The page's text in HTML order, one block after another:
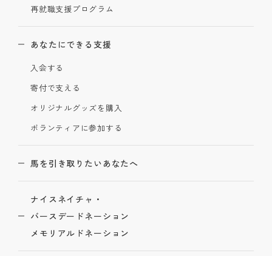
再就職支援プログラム
あなたにできる支援
入会する
寄付で支える
オリジナルグッズを購入
ボランティアに参加する
馬を引き取りたいあなたへ
ナイスネイチャ・
バースデードネーション
メモリアルドネーション